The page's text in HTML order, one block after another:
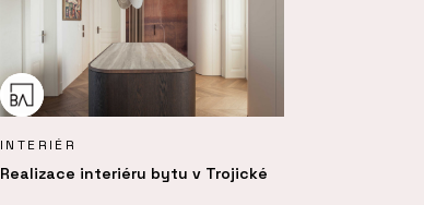
INTERIÉR
Realizace interiéru bytu v Trojické